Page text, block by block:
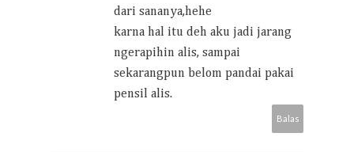
dari sananya,hehe
karna hal itu deh aku jadi jarang
ngerapihin alis, sampai
sekarangpun belom pandai pakai
pensil alis.
Balas